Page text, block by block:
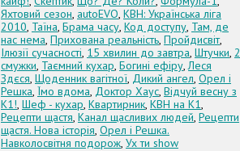
Яхтовий сезон, autoEVO, КВН: Українська ліга
2010, Таїна, Брама часу, Код доступу, Там, де
нас нема, Прихована реальність, Пройдисвіт,
Ілюзії сучасності, 15 хвилин до завтра, Штучки, 2
смужки, Таємний кухар, Богині ефіру,Леся
Здєся, Щоденник вагітної, Дикий ангел, Орел і
Решка, Їмо вдома, Доктор Хаус, Відчуй весну з
К1!, Шеф - кухар, Квартирник, КВН на К1,
Рецепти щастя, Канал щасливих людей, Рецепти
щастя. Нова історія, Орел і Решка.
Навколосвітня подорож, Ух ти show